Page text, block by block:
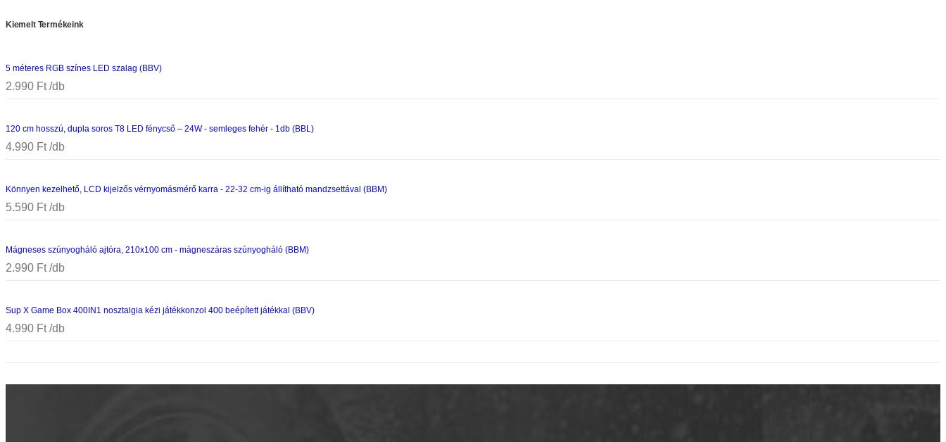
Kiemelt Termékeink
5 méteres RGB színes LED szalag (BBV)
2.990 Ft
120 cm hosszú, dupla soros T8 LED fénycső – 24W - semleges fehér - 1db (BBL)
4.990 Ft
Könnyen kezelhető, LCD kijelzős vérnyomásmérő karra - 22-32 cm-ig állítható mandzsettával (BBM)
5.590 Ft
Mágneses szúnyogháló ajtóra, 210x100 cm - mágneszáras szúnyogháló (BBM)
2.990 Ft
Sup X Game Box 400IN1 nosztalgia kézi játékkonzol 400 beépített játékkal (BBV)
4.990 Ft